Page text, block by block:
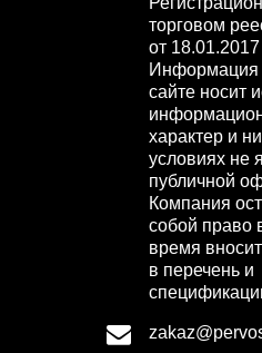
торговом
от 18.01.2017
Информация
сайте носит
характер и
условиях не
публичной
Компания
собой право
время
в перечень и